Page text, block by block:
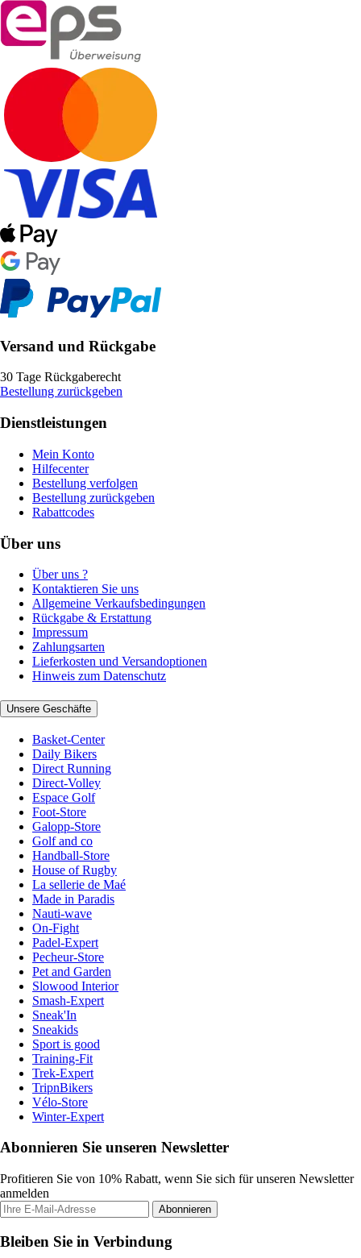
Versand und Rückgabe
30 Tage Rückgaberecht
Bestellung zurückgeben
Dienstleistungen
Mein Konto
Hilfecenter
Bestellung verfolgen
Bestellung zurückgeben
Rabattcodes
Über uns
Über uns ?
Kontaktieren Sie uns
Allgemeine Verkaufsbedingungen
Rückgabe & Erstattung
Impressum
Zahlungsarten
Lieferkosten und Versandoptionen
Hinweis zum Datenschutz
Unsere Geschäfte
Basket-Center
Daily Bikers
Direct Running
Direct-Volley
Espace Golf
Foot-Store
Galopp-Store
Golf and co
Handball-Store
House of Rugby
La sellerie de Maé
Made in Paradis
Nauti-wave
On-Fight
Padel-Expert
Pecheur-Store
Pet and Garden
Slowood Interior
Smash-Expert
Sneak'In
Sneakids
Sport is good
Training-Fit
Trek-Expert
TripnBikers
Vélo-Store
Winter-Expert
Abonnieren Sie unseren Newsletter
Profitieren Sie von 10% Rabatt, wenn Sie sich für unseren Newsletter
anmelden
Abonnieren
Bleiben Sie in Verbindung